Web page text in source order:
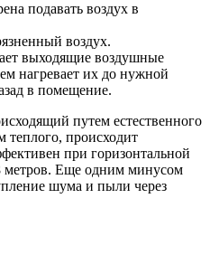
подавать воздух в
воздух.
выходящие воздушные
нагревает их до нужной
в помещение.
путем естественного
происходит
при горизонтальной
метров. Еще одним минусом
шума и пыли через